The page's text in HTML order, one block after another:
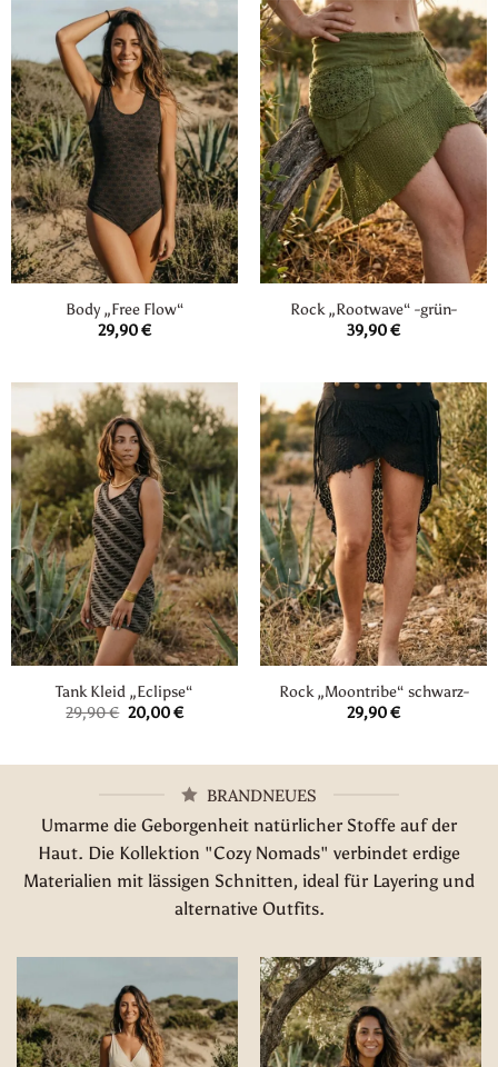
Body „Free Flow“
29,90€
Rock „Rootwave“ -grün-
39,90€
Tank Kleid „Eclipse“
29,90€ Ursprünglicher
Preis
20,00€Aktueller
Rock „Moontribe“ schwarz-
29,90€
BRANDNEUES
Umarme die Geborgenheit natürlicher Stoffe auf der
Haut. Die Kollektion "Cozy Nomads" verbindet erdige
Materialien mit lässigen Schnitten, ideal für Layering und
alternative Outfits.